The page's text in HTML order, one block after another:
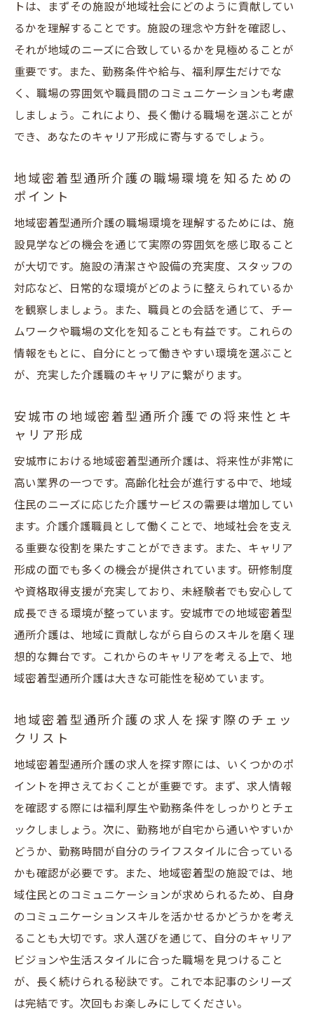
トは、まずその施設が地域社会にどのように貢献してい
るかを理解することです。施設の理念や方針を確認し、
それが地域のニーズに合致しているかを見極めることが
重要です。また、勤務条件や給与、福利厚生だけでな
く、職場の雰囲気や職員間のコミュニケーションも考慮
しましょう。これにより、長く働ける職場を選ぶことが
でき、あなたのキャリア形成に寄与するでしょう。
地域密着型通所介護の職場環境を知るための
ポイント
地域密着型通所介護の職場環境を理解するためには、施
設見学などの機会を通じて実際の雰囲気を感じ取ること
が大切です。施設の清潔さや設備の充実度、スタッフの
対応など、日常的な環境がどのように整えられているか
を観察しましょう。また、職員との会話を通じて、チー
ムワークや職場の文化を知ることも有益です。これらの
情報をもとに、自分にとって働きやすい環境を選ぶこと
が、充実した介護職のキャリアに繋がります。
安城市の地域密着型通所介護での将来性とキ
ャリア形成
安城市における地域密着型通所介護は、将来性が非常に
高い業界の一つです。高齢化社会が進行する中で、地域
住民のニーズに応じた介護サービスの需要は増加してい
ます。介護介護職員として働くことで、地域社会を支え
る重要な役割を果たすことができます。また、キャリア
形成の面でも多くの機会が提供されています。研修制度
や資格取得支援が充実しており、未経験者でも安心して
成長できる環境が整っています。安城市での地域密着型
通所介護は、地域に貢献しながら自らのスキルを磨く理
想的な舞台です。これからのキャリアを考える上で、地
域密着型通所介護は大きな可能性を秘めています。
地域密着型通所介護の求人を探す際のチェッ
クリスト
地域密着型通所介護の求人を探す際には、いくつかのポ
イントを押さえておくことが重要です。まず、求人情報
を確認する際には福利厚生や勤務条件をしっかりとチェ
ックしましょう。次に、勤務地が自宅から通いやすいか
どうか、勤務時間が自分のライフスタイルに合っている
かも確認が必要です。また、地域密着型の施設では、地
域住民とのコミュニケーションが求められるため、自身
のコミュニケーションスキルを活かせるかどうかを考え
ることも大切です。求人選びを通じて、自分のキャリア
ビジョンや生活スタイルに合った職場を見つけること
が、長く続けられる秘訣です。これで本記事のシリーズ
は完結です。次回もお楽しみにしてください。